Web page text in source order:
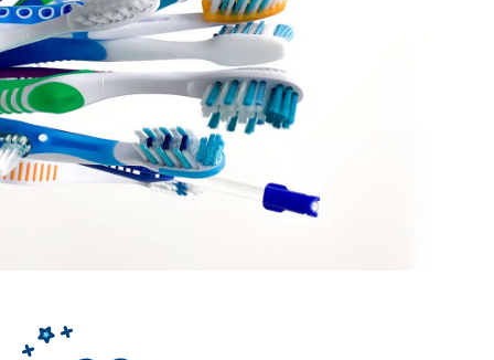
Équipe
Information
Nous joindre